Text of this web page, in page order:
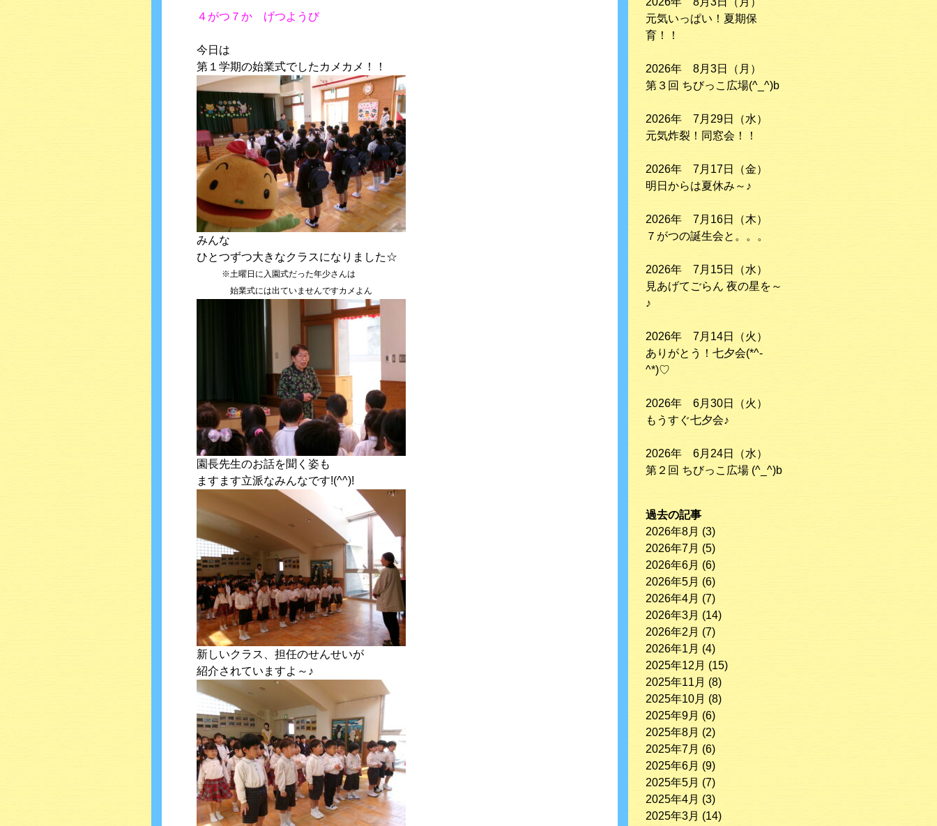
４がつ７か げつようび
今日は
第１学期の始業式でしたカメカメ！！
みんな
ひとつずつ大きなクラスになりました☆
※土曜日に入園式だった年少さんは
始業式には出ていませんですカメよん
園長先生のお話を聞く姿も
ますます立派なみんなです!(^^)!
新しいクラス、担任のせんせいが
紹介されていますよ～♪
元気いっぱい！夏期保
育！！
2026年 8月3日（月）
第３回 ちびっこ広場(^_^)b
2026年 7月29日（水）
元気炸裂！同窓会！！
2026年 7月17日（金）
明日からは夏休み～♪
2026年 7月16日（木）
７がつの誕生会と。。。
2026年 7月15日（水）
見あげてごらん 夜の星を～
♪
2026年 7月14日（火）
ありがとう！七夕会(*^-
^*)♡
2026年 6月30日（火）
もうすぐ七夕会♪
2026年 6月24日（水）
第２回 ちびっこ広場 (^_^)b
過去の記事
2026年8月 (3)
2026年7月 (5)
2026年6月 (6)
2026年5月 (6)
2026年4月 (7)
2026年3月 (14)
2026年2月 (7)
2026年1月 (4)
2025年12月 (15)
2025年11月 (8)
2025年10月 (8)
2025年9月 (6)
2025年8月 (2)
2025年7月 (6)
2025年6月 (9)
2025年5月 (7)
2025年4月 (3)
2025年3月 (14)